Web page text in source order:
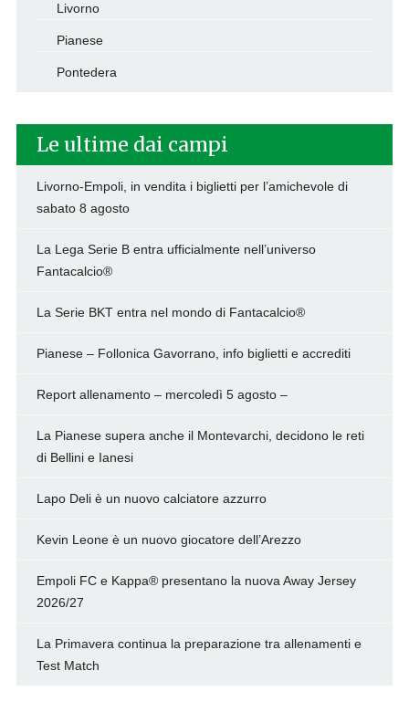
Livorno
Pianese
Pontedera
Le ultime dai campi
Livorno-Empoli, in vendita i biglietti per l’amichevole di
sabato 8 agosto
La Lega Serie B entra ufficialmente nell’universo
Fantacalcio®
La Serie BKT entra nel mondo di Fantacalcio®
Pianese – Follonica Gavorrano, info biglietti e accrediti
Report allenamento – mercoledì 5 agosto –
La Pianese supera anche il Montevarchi, decidono le reti
di Bellini e Ianesi
Lapo Deli è un nuovo calciatore azzurro
Kevin Leone è un nuovo giocatore dell’Arezzo
Empoli FC e Kappa® presentano la nuova Away Jersey
2026/27
La Primavera continua la preparazione tra allenamenti e
Test Match